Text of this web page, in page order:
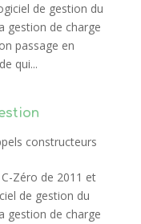
de gestion du
gestion de charge
passage en
qui...
constructeurs
Zéro de 2011 et
de gestion du
gestion de charge